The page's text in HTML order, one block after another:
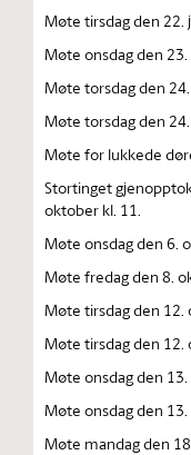
Møte tirsdag den 22.
Møte onsdag den 23.
Møte torsdag den
Møte torsdag den
Møte for lukkede
Stortinget
oktober kl. 11.
Møte onsdag den 6.
Møte fredag den 8.
Møte tirsdag den 12.
Møte tirsdag den 12.
Møte onsdag den
Møte onsdag den
Møte mandag den